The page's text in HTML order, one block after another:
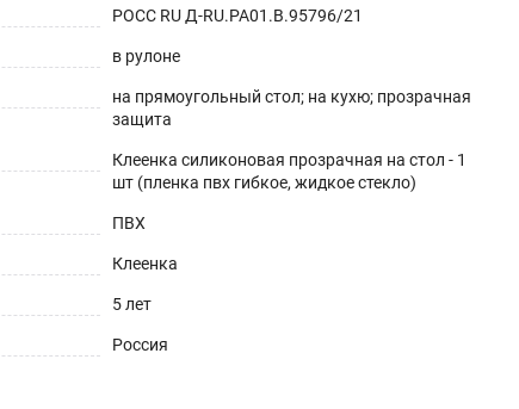
вида. Для производства используется
до 70°С).
РОСС RU Д-RU.РА01.В.95796/21
в рулоне
на прямоугольный стол; на кухю; прозрачная
защита
Клеенка силиконовая прозрачная на стол - 1
шт (пленка пвх гибкое, жидкое стекло)
ПВХ
Клеенка
5 лет
Россия